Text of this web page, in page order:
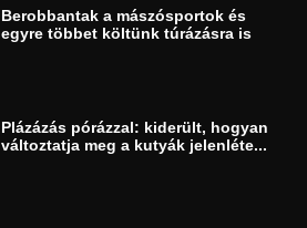
Berobbantak a mászósportok és
egyre többet költünk túrázásra is
Plázázás pórázzal: kiderült, hogyan
változtatja meg a kutyák jelenléte...